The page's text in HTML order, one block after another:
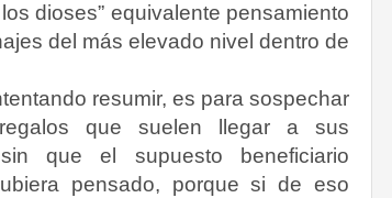
dioses” equivalente pensamiento
del más elevado nivel dentro de
resumir, es para sospechar
que suelen llegar a sus
sin que el supuesto beneficiario
pensado, porque si de eso